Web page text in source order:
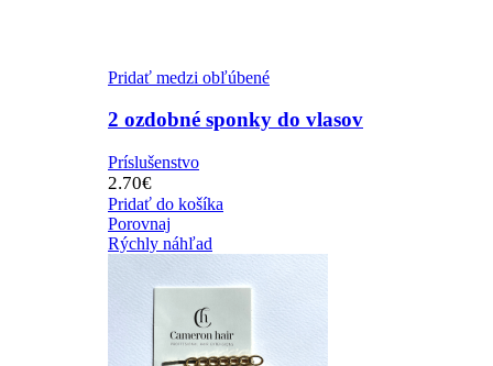
Pridať medzi obľúbené
2 ozdobné sponky do vlasov
Príslušenstvo
2.70€
Pridať do košíka
Porovnaj
Rýchly náhľad